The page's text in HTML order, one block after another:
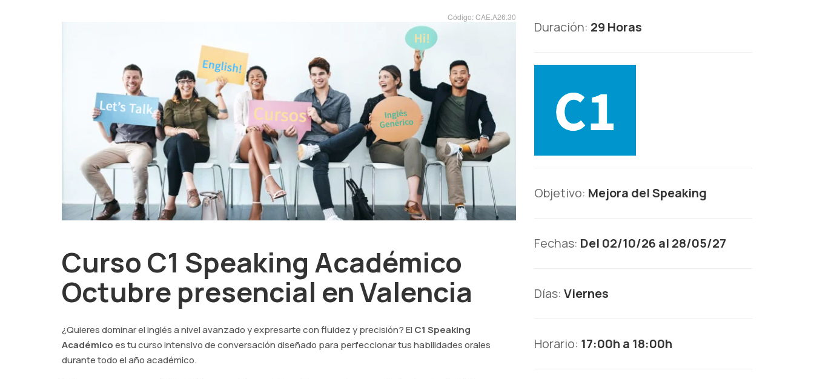
Código: CAE.A26.30
Curso C1 Speaking Académico
Octubre presencial en Valencia
¿Quieres dominar el inglés a nivel avanzado y expresarte con fluidez y precisión? El C1 Speaking
Académicoes tu curso intensivo de conversación diseñado para perfeccionar tus habilidades orales
durante todo el año académico.
Duración: 29 Horas
Objetivo: Mejora del Speaking
Fechas: Del 02/10/26 al 28/05/27
Días: Viernes
Horario: 17:00h a 18:00h